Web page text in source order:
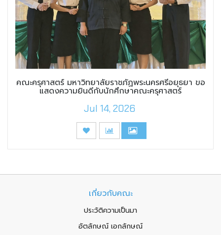
คณะครุศาสตร์ มหาวิทยาลัยราชภัฏพระนครศรีอยุธยา ขอ
แสดงความยินดีกับนักศึกษาคณะครุศาสตร์
Jul 14, 2026
เกี่ยวกับคณะ
ประวัติความเป็นมา
อัตลักษณ์ เอกลักษณ์